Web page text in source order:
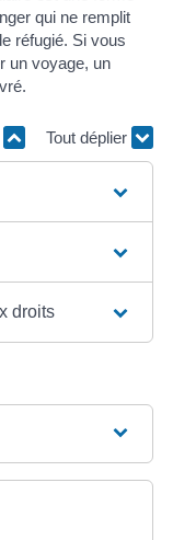
qui ne remplit
réfugié. Si vous
un voyage, un
Tout déplier
droits